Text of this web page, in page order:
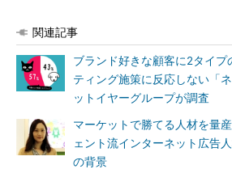
関連記事
ブランド好きな顧客に2タイプ
ティング施策に反応しない「
ットイヤーグループが調査
マーケットで勝てる人材を量
ェント流インターネット広告
の背景